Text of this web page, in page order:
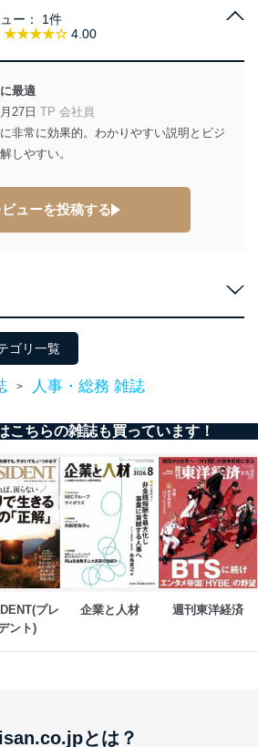
★★★★☆ 4.00
ー： 1件
最適
27日 TP 会社員
非常に効果的。わかりやすい説明とビジ
しやすい。
ビューを投稿する
ゴリ一覧
> 人事・総務 雑誌
こちらの雑誌も買っています！
プレ
ント)
企業と人材 週刊東洋経済
とは？